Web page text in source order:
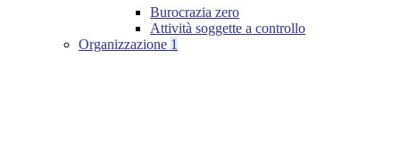
Burocrazia zero
Attività soggette a controllo
Organizzazione 1